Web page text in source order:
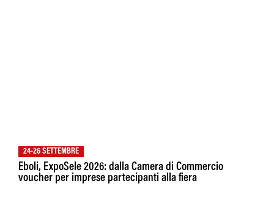
24-26 SETTEMBRE
Eboli, ExpoSele 2026: dalla Camera di Commercio
voucher per imprese partecipanti alla fiera